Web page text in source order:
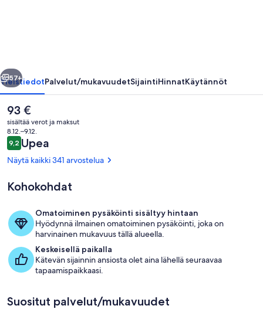
Seuraava
57+
YleistiedotPalvelut/mukavuudetSijaintiHinnatKäytännöt
Nykyinen
hinta
on
93 €
93 €
sisältää verot ja maksut
8.12.–9.12.
Arvostelut
9,29,2 kautta 10.
Upea
Näytä kaikki 341 arvostelua
Kohokohdat
Omatoiminen pysäköinti sisältyy hintaan
Hyödynnä ilmainen omatoiminen pysäköinti, joka on
harvinainen mukavuus tällä alueella.
Keskeisellä paikalla
Kätevän sijainnin ansiosta olet aina lähellä seuraavaa
tapaamispaikkaasi.
Suositut palvelut/mukavuudet